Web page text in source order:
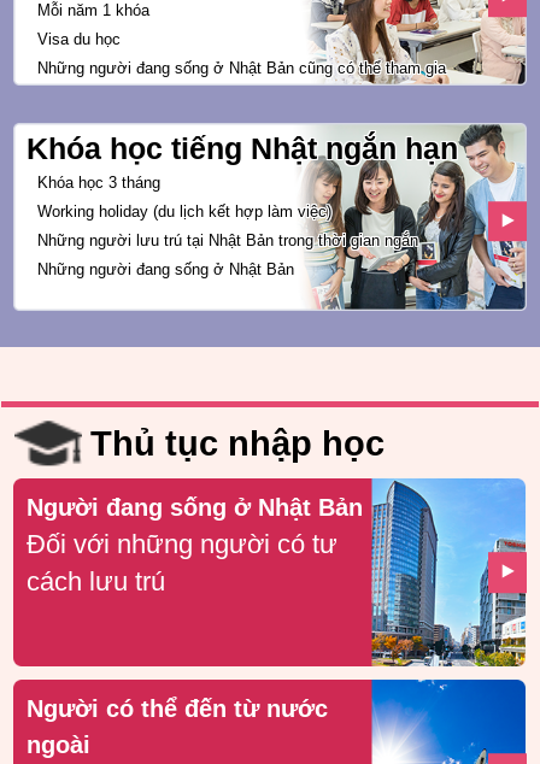
Mỗi năm 1 khóa
Visa du học
Những người đang sống ở Nhật Bảncũng có thể tham gia
Khóa học tiếng Nhật ngắn hạn
Khóa học 3 tháng
Working holiday(du lịch kết hợp làm việc)
Những người lưu trú tại Nhật Bản trongthời gian ngắn
Những người đang sống ở Nhật Bản
Thủ tục nhập học
Người đang sống ở Nhật Bản
Đối với những người có tư
cách lưu trú
Người có thể đến từ nước
ngoài